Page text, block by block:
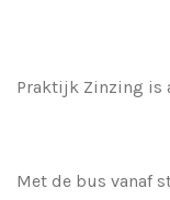
Praktijk Zinzing is
Met de bus vanaf